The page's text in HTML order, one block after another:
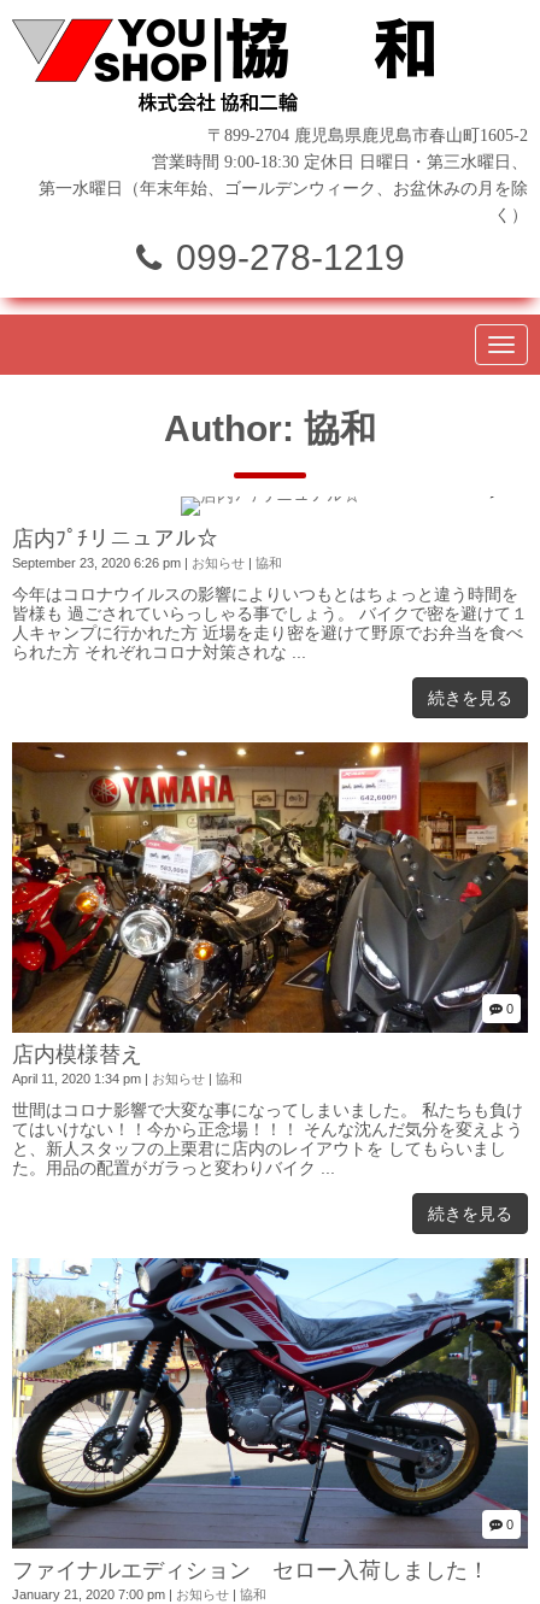
〒899-2704 鹿児島県鹿児島市春山町1605-2
営業時間 9:00-18:30 定休日 日曜日・第三水曜日、
第一水曜日（年末年始、ゴールデンウィーク、お盆休みの月を除
く）
099-278-1219
N
a
Author: 協和
店内ﾌﾟﾁリニュアル☆
September 23, 2020 6:26 pm | お知らせ | 協和
今年はコロナウイルスの影響によりいつもとはちょっと違う時間を
皆様も 過ごされていらっしゃる事でしょう。 バイクで密を避けて１
人キャンプに行かれた方 近場を走り密を避けて野原でお弁当を食べ
られた方 それぞれコロナ対策されな ...
続きを見る
0
店内模様替え
April 11, 2020 1:34 pm | お知らせ | 協和
世間はコロナ影響で大変な事になってしまいました。 私たちも負け
てはいけない！！今から正念場！！！ そんな沈んだ気分を変えよう
と、新人スタッフの上栗君に店内のレイアウトを してもらいまし
た。用品の配置がガラっと変わりバイク ...
続きを見る
0
ファイナルエディション セロー入荷しました！
January 21, 2020 7:00 pm お知らせ 協和